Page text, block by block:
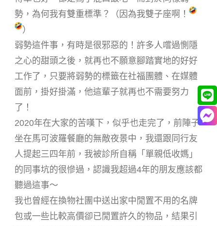
勢，為何我有雙重標準？（因為我雙子座啊！
）
弱勢這件事，有時是很邪惡的！許多人嚐過惻隱
之心的甜頭之後，就再也不願意腳踏實地的好好
工作了，只要將弱勢的標籤在社福團體、在媒體
面前，掛好掛滿，他這輩子就再也不需要努力
了！
2020年在大家的苦嘆下，似乎也走完了，前陣子
坐在馬可波羅餐廳的無敵夜景中，我還跟同行友
人提起三四年前，我被診所自稱「單親低收媽」
的同事坑的很慘過，認識我超過4年的朋友應該都
聽過這事～
我也曾經在換物社團中送出家中閒置不用的名牌
包或一些比較高價卻已閒置許久的物品，結果引